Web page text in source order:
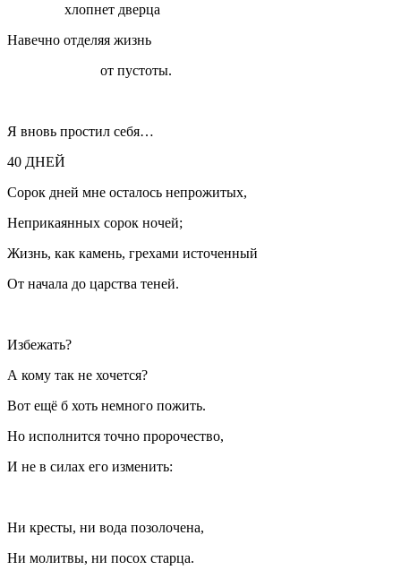
хлопнет дверца
Навечно отделяя жизнь
от пустоты.
Я вновь простил себя…
40 ДНЕЙ
Сорок дней мне осталось непрожитых,
Неприкаянных сорок ночей;
Жизнь, как камень, грехами источенный
От начала до царства теней.
Избежать?
А кому так не хочется?
Вот ещё б хоть немного пожить.
Но исполнится точно пророчество,
И не в силах его изменить:
Ни кресты, ни вода позолочена,
Ни молитвы, ни посох старца.